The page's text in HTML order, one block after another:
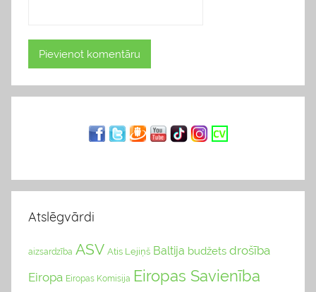
Atslēgvārdi
aizsardzība ASV Atis Lejiņš Baltija budžets drošība
Eiropa Eiropas Komisija Eiropas Savienība